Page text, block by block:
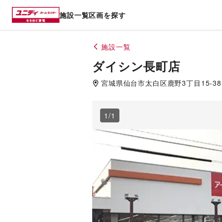
施設一覧区画を探す
施設一覧
ダイシン長町店
宮城県仙台市太白区鹿野3丁目15-38
1 /1